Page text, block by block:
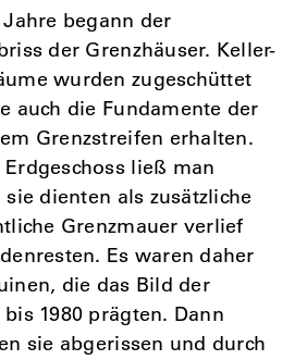
begann der
der Grenzhäuser. Keller-
wurden zugeschüttet
auch die Fundamente der
Grenzstreifen erhalten.
ließ man
dienten als zusätzliche
Grenzmauer verlief
Es waren daher
die das Bild der
1980 prägten. Dann
sie abgerissen und durch